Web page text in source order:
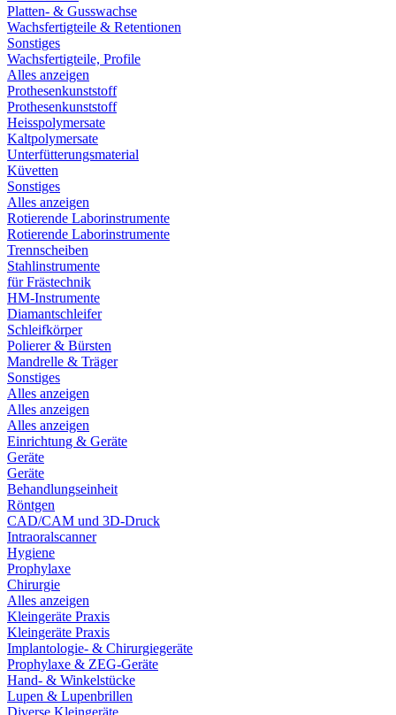
Platten- & Gusswachse
Wachsfertigteile & Retentionen
Sonstiges
Wachsfertigteile, Profile
Alles anzeigen
Prothesenkunststoff
Prothesenkunststoff
Heisspolymersate
Kaltpolymersate
Unterfütterungsmaterial
Küvetten
Sonstiges
Alles anzeigen
Rotierende Laborinstrumente
Rotierende Laborinstrumente
Trennscheiben
Stahlinstrumente
für Frästechnik
HM-Instrumente
Diamantschleifer
Schleifkörper
Polierer & Bürsten
Mandrelle & Träger
Sonstiges
Alles anzeigen
Alles anzeigen
Alles anzeigen
Einrichtung & Geräte
Geräte
Geräte
Behandlungseinheit
Röntgen
CAD/CAM und 3D-Druck
Intraoralscanner
Hygiene
Prophylaxe
Chirurgie
Alles anzeigen
Kleingeräte Praxis
Kleingeräte Praxis
Implantologie- & Chirurgiegeräte
Prophylaxe & ZEG-Geräte
Hand- & Winkelstücke
Lupen & Lupenbrillen
Diverse Kleingeräte